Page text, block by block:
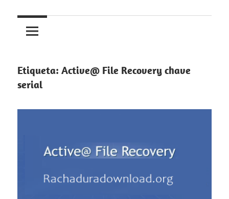
Etiqueta: Active@ File Recovery chave
serial